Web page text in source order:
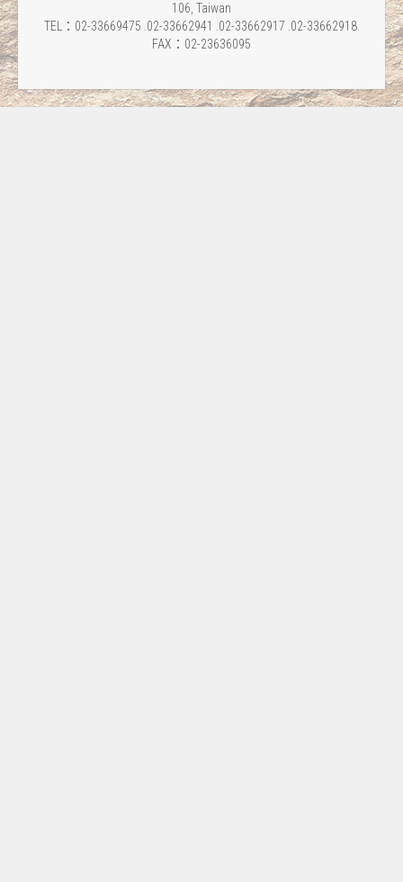
106, Taiwan
TEL：02-33669475 .02-33662941 .02-33662917 .02-33662918.
FAX：02-23636095